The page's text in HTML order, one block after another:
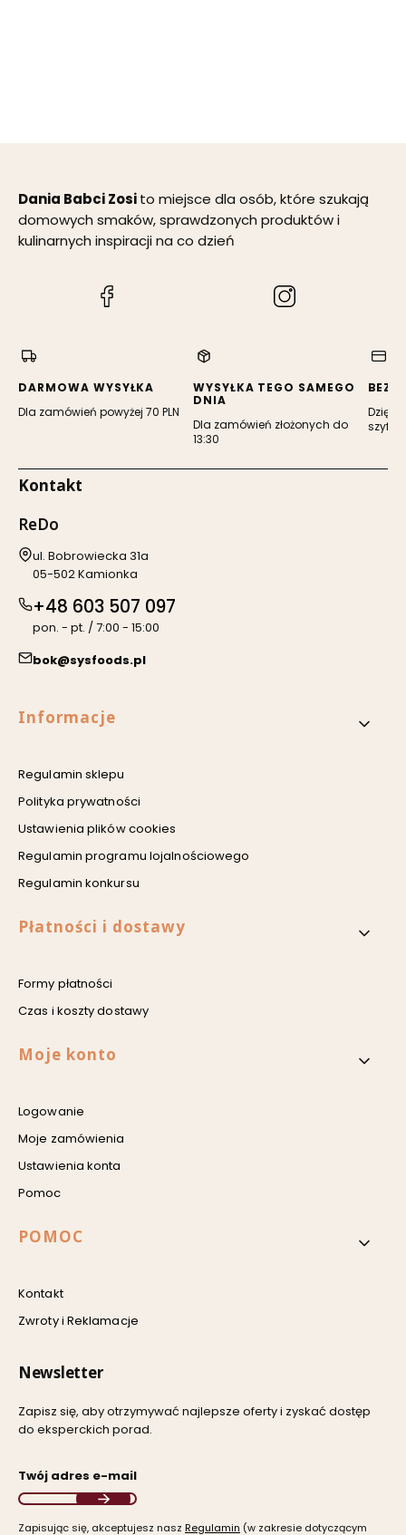
Dania Babci Zosito miejsce dla osób, które szukają
domowych smaków, sprawdzonych produktów i
kulinarnych inspiracji na co dzień
karcie)
(Otwiera
karcie)
DARMOWA WYSYŁKA
Dla zamówień powyżej 70 PLN
WYSYŁKA TEGO SAMEGO
DNIA
Dla zamówień złożonych do
13:30
Dzięki
Kontakt
ReDo
Adres:
ul. Bobrowiecka 31a
05-502 Kamionka
+48 603 507 097
pon. - pt. / 7:00 - 15:00
bok@sysfoods.pl
Linki w stopce
Informacje
Regulamin sklepu
Polityka prywatności
Ustawienia plików cookies
Regulamin programu lojalnościowego
Regulamin konkursu
Płatności i dostawy
Formy płatności
Czas i koszty dostawy
Moje konto
Logowanie
Moje zamówienia
Ustawienia konta
Pomoc
POMOC
Kontakt
Zwroty i Reklamacje
Newsletter
Zapisz się, aby otrzymywać najlepsze oferty i zyskać dostęp
do eksperckich porad.
Twój adres e-mail
Zapisując się, akceptujesz nasz ​ Regulamin ​​​ (w zakresie dotyczącym